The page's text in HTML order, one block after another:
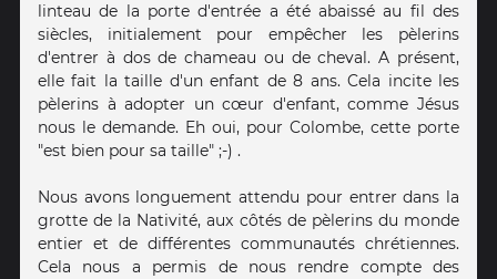
linteau de la porte d'entrée a été abaissé au fil des
siècles, initialement pour empêcher les pèlerins
d'entrer à dos de chameau ou de cheval. A présent,
elle fait la taille d'un enfant de 8 ans. Cela incite les
pèlerins à adopter un cœur d'enfant, comme Jésus
nous le demande. Eh oui, pour Colombe, cette porte
"est bien pour sa taille" ;-) .
Nous avons longuement attendu pour entrer dans la
grotte de la Nativité, aux côtés de pèlerins du monde
entier et de différentes communautés chrétiennes.
Cela nous a permis de nous rendre compte des